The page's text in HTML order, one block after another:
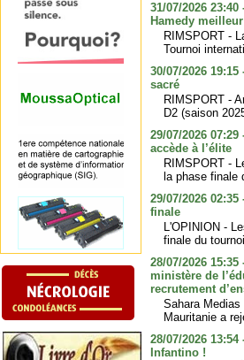
31/07/2026
Hamedy
RIMSPORT -
Tournoi
30/07/2026
sacré
RIMSPORT -
D2 (saison
29/07/2026
accède à l’élite
RIMSPORT -
la phase finale
29/07/2026
finale
L'OPINION -
finale du
28/07/2026
ministère de
recrutement
Sahara Medias
Mauritanie a
28/07/2026
Infantino !